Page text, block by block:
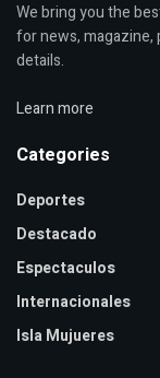
We bring you the
for news, magazine,
details.
Learn more
Categories
Deportes
Destacado
Espectaculos
Internacionales
Isla Mujueres